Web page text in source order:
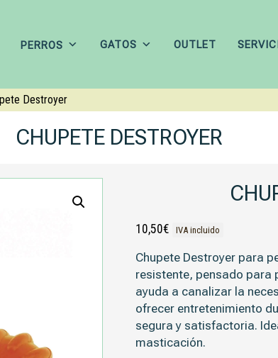
PERROS GATOS OUTLET
Destroyer
CHUPETE DESTROYER
10,50€ IVA incluido
Chupete Destroyer para
resistente, pensado para
ayuda a canalizar la
ofrecer entretenimiento
segura y satisfactoria.
masticación.